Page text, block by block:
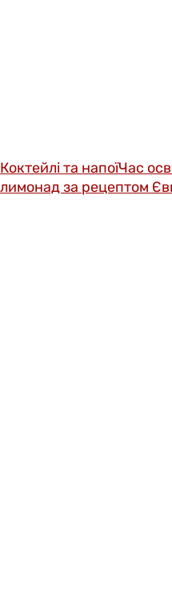
Коктейлі та напоїЧас
лимонад за рецептом